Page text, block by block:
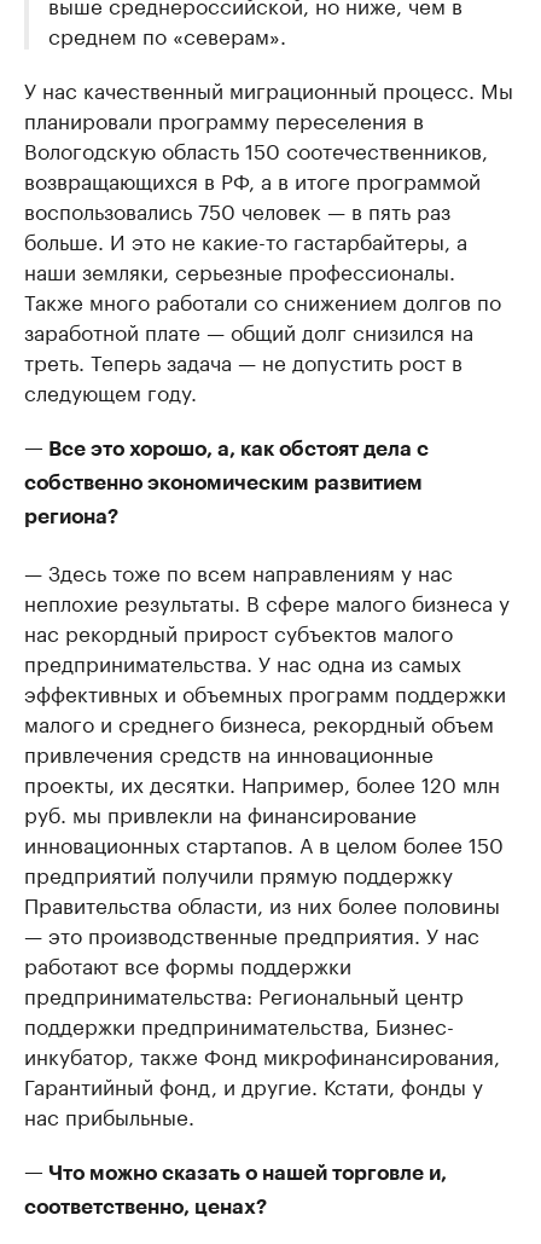
среднем по «северам».
У нас качественный миграционный процесс. Мы
планировали программу переселения в
Вологодскую область 150 соотечественников,
возвращающихся в РФ, а в итоге программой
воспользовались 750 человек — в пять раз
больше. И это не какие-то гастарбайтеры, а
наши земляки, серьезные профессионалы.
Также много работали со снижением долгов по
заработной плате — общий долг снизился на
треть. Теперь задача — не допустить рост в
следующем году.
— Все это хорошо, а, как обстоят дела с
собственно экономическим развитием
региона?
— Здесь тоже по всем направлениям у нас
неплохие результаты. В сфере малого бизнеса у
нас рекордный прирост субъектов малого
предпринимательства. У нас одна из самых
эффективных и объемных программ поддержки
малого и среднего бизнеса, рекордный объем
привлечения средств на инновационные
проекты, их десятки. Например, более 120 млн
руб. мы привлекли на финансирование
инновационных стартапов. А в целом более 150
предприятий получили прямую поддержку
Правительства области, из них более половины
— это производственные предприятия. У нас
работают все формы поддержки
предпринимательства: Региональный центр
поддержки предпринимательства, Бизнес-
инкубатор, также Фонд микрофинансирования,
Гарантийный фонд, и другие. Кстати, фонды у
нас прибыльные.
— Что можно сказать о нашей торговле и,
соответственно, ценах?